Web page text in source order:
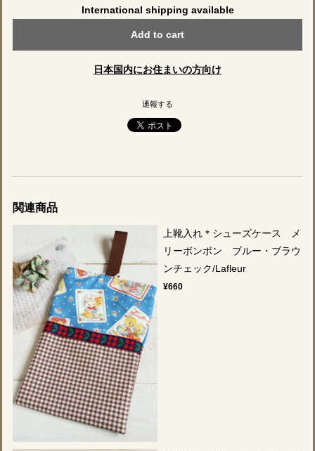
International shipping available
Add to cart
日本国内にお住まいの方向け
通報する
関連商品
上靴入れ＊シューズケース メ
リーボンボン ブルー・ブラウ
ンチェック/Lafleur
¥660